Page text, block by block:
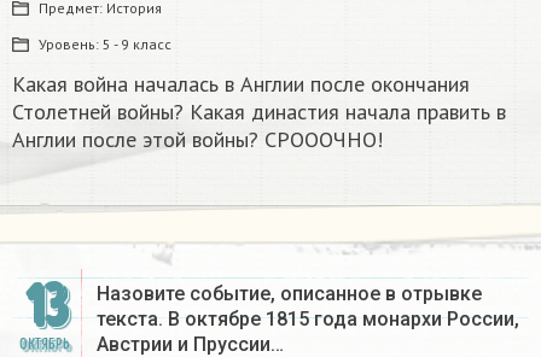
Предмет: История
Уровень: 5 - 9 класс
Какая война началась в Англии после окончания
Столетней войны? Какая династия начала править в
Англии после этой войны? СРОООЧНО!
13
ОКТЯБРЬ
Назовите событие, описанное в отрывке
текста. В октябре 1815 года монархи России,
Австрии и Пруссии…